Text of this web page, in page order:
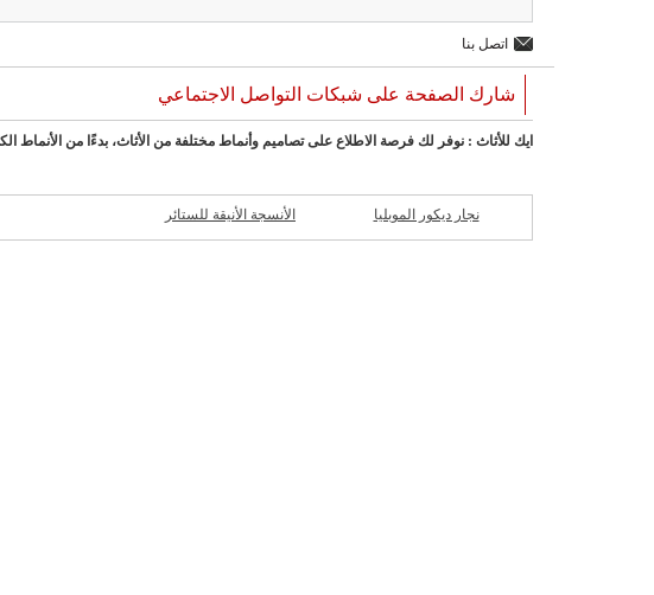
اتصل بنا
شارك الصفحة على شبكات التواصل الاجتماعي
ايك للأثاث : نوفر لك فرصة الاطلاع على تصاميم وأنماط مختلفة من الأثاث، بدءًا من الأنماط
نجار ديكور الموبليا الأنسجة الأنيقة للستائر